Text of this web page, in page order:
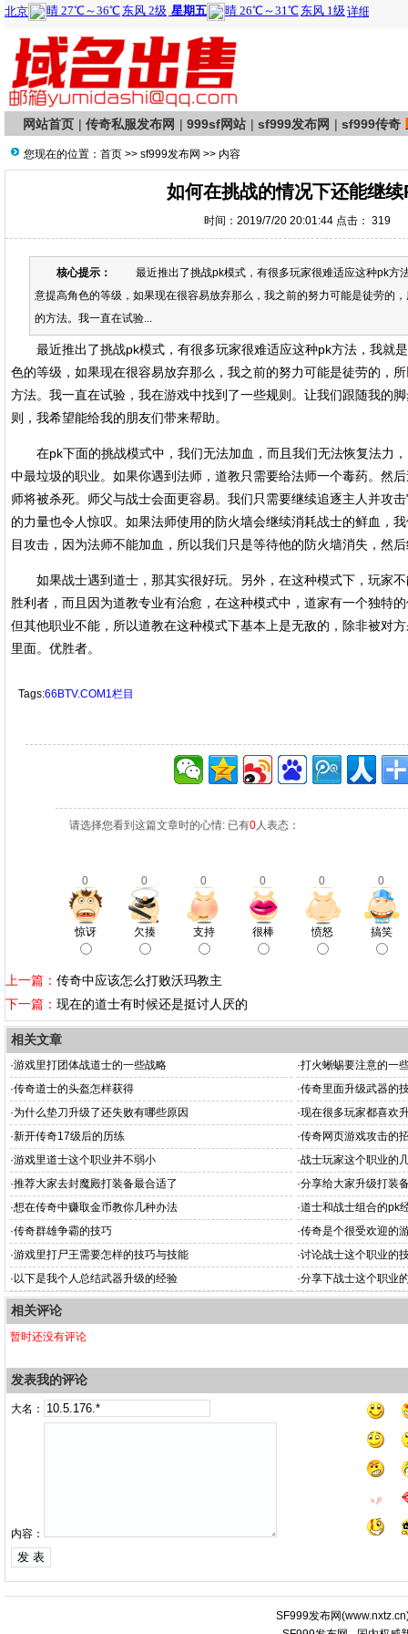
网站首页 | 传奇私服发布网 | 999sf网站 | sf999发布网 | sf999传奇
您现在的位置： 首页 >> sf999发布网 >> 内容
如何在挑战的情况下还能继续
时间：2019/7/20 20:01:44 点击： 319
核心提示：
最近推出了挑战pk模式，有很多玩家很难适应这种pk方
意提高角色的等级，如果现在很容易放弃那么，我之前的努力可能是徒劳的
的方法。我一直在试验...
最近推出了挑战pk模式，有很多玩家很难适应这种pk方法，我就
色的等级，如果现在很容易放弃那么，我之前的努力可能是徒劳的，
方法。我一直在试验，我在游戏中找到了一些规则。让我们跟随我的
则，我希望能给我的朋友们带来帮助。
在pk下面的挑战模式中，我们无法加血，而且我们无法恢复法力，
中最垃圾的职业。如果你遇到法师，道教只需要给法师一个毒药。然
师将被杀死。师父与战士会面更容易。我们只需要继续追逐主人并攻
的力量也令人惊叹。如果法师使用的防火墙会继续消耗战士的鲜血，
目攻击，因为法师不能加血，所以我们只是等待他的防火墙消失，然
如果战士遇到道士，那其实很好玩。另外，在这种模式下，玩家不
胜利者，而且因为道教专业有治愈，在这种模式中，道家有一个独特
但其他职业不能，所以道教在这种模式下基本上是无敌的，除非被对
里面。优胜者。
Tags:66BTV.COM1栏目
请选择您看到这篇文章时的心情: 已有0人表态：
0 0 0 0 0 0
惊讶 欠揍 支持 很棒 愤怒 搞笑
上一篇： 传奇中应该怎么打败沃玛教主
下一篇： 现在的道士有时候还是挺讨人厌的
相关文章
·游戏里打团体战道士的一些战略 ·打火蜥蜴要注意的一
·传奇道士的头盔怎样获得 ·传奇里面升级武器的
·为什么垫刀升级了还失败有哪些原因 ·现在很多玩家都喜欢
·新开传奇17级后的历练 ·传奇网页游戏攻击的
·游戏里道士这个职业并不弱小 ·战士玩家这个职业的
·推荐大家去封魔殿打装备最合适了 ·分享给大家升级打装
·想在传奇中赚取金币教你几种办法 ·道士和战士组合的pk
·传奇群雄争霸的技巧 ·传奇是个很受欢迎的
·游戏里打尸王需要怎样的技巧与技能 ·讨论战士这个职业的
· 以下是我个人总结武器升级的经验 ·分享下战士这个职业
相关评论
暂时还没有评论
发表我的评论
大名：
内容：
SF999发布网(www.nxtz.cn